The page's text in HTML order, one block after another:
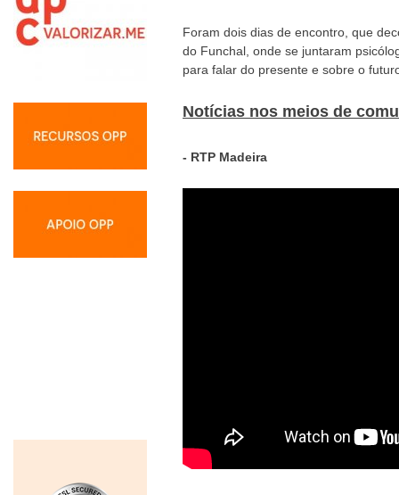
Foram dois dias de encontro, que
do Funchal, onde se juntaram
para falar do presente e sobre o
Notícias nos meios de
- RTP Madeira